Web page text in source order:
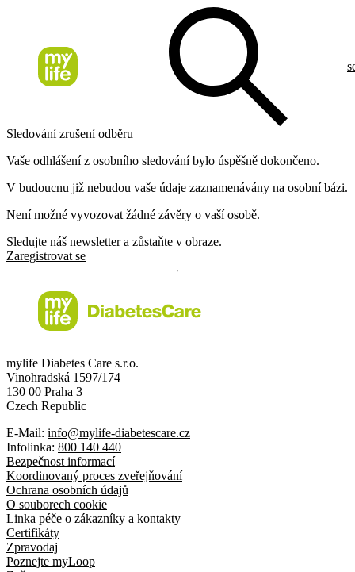
Sledování zrušení odběru
Vaše odhlášení z osobního sledování bylo úspěšně dokončeno.
V budoucnu již nebudou vaše údaje zaznamenávány na osobní bázi.
Není možné vyvozovat žádné závěry o vaší osobě.
Sledujte náš newsletter a zůstaňte v obraze.
Zaregistrovat se
mylife Diabetes Care s.r.o.
Vinohradská 1597/174
130 00 Praha 3
Czech Republic
E-Mail: info@mylife-diabetescare.cz
Infolinka: 800 140 440
Bezpečnost informací
Koordinovaný proces zveřejňování
Ochrana osobních údajů
O souborech cookie
Linka péče o zákazníky a kontakty
Certifikáty
Zpravodaj
Poznejte myLoop